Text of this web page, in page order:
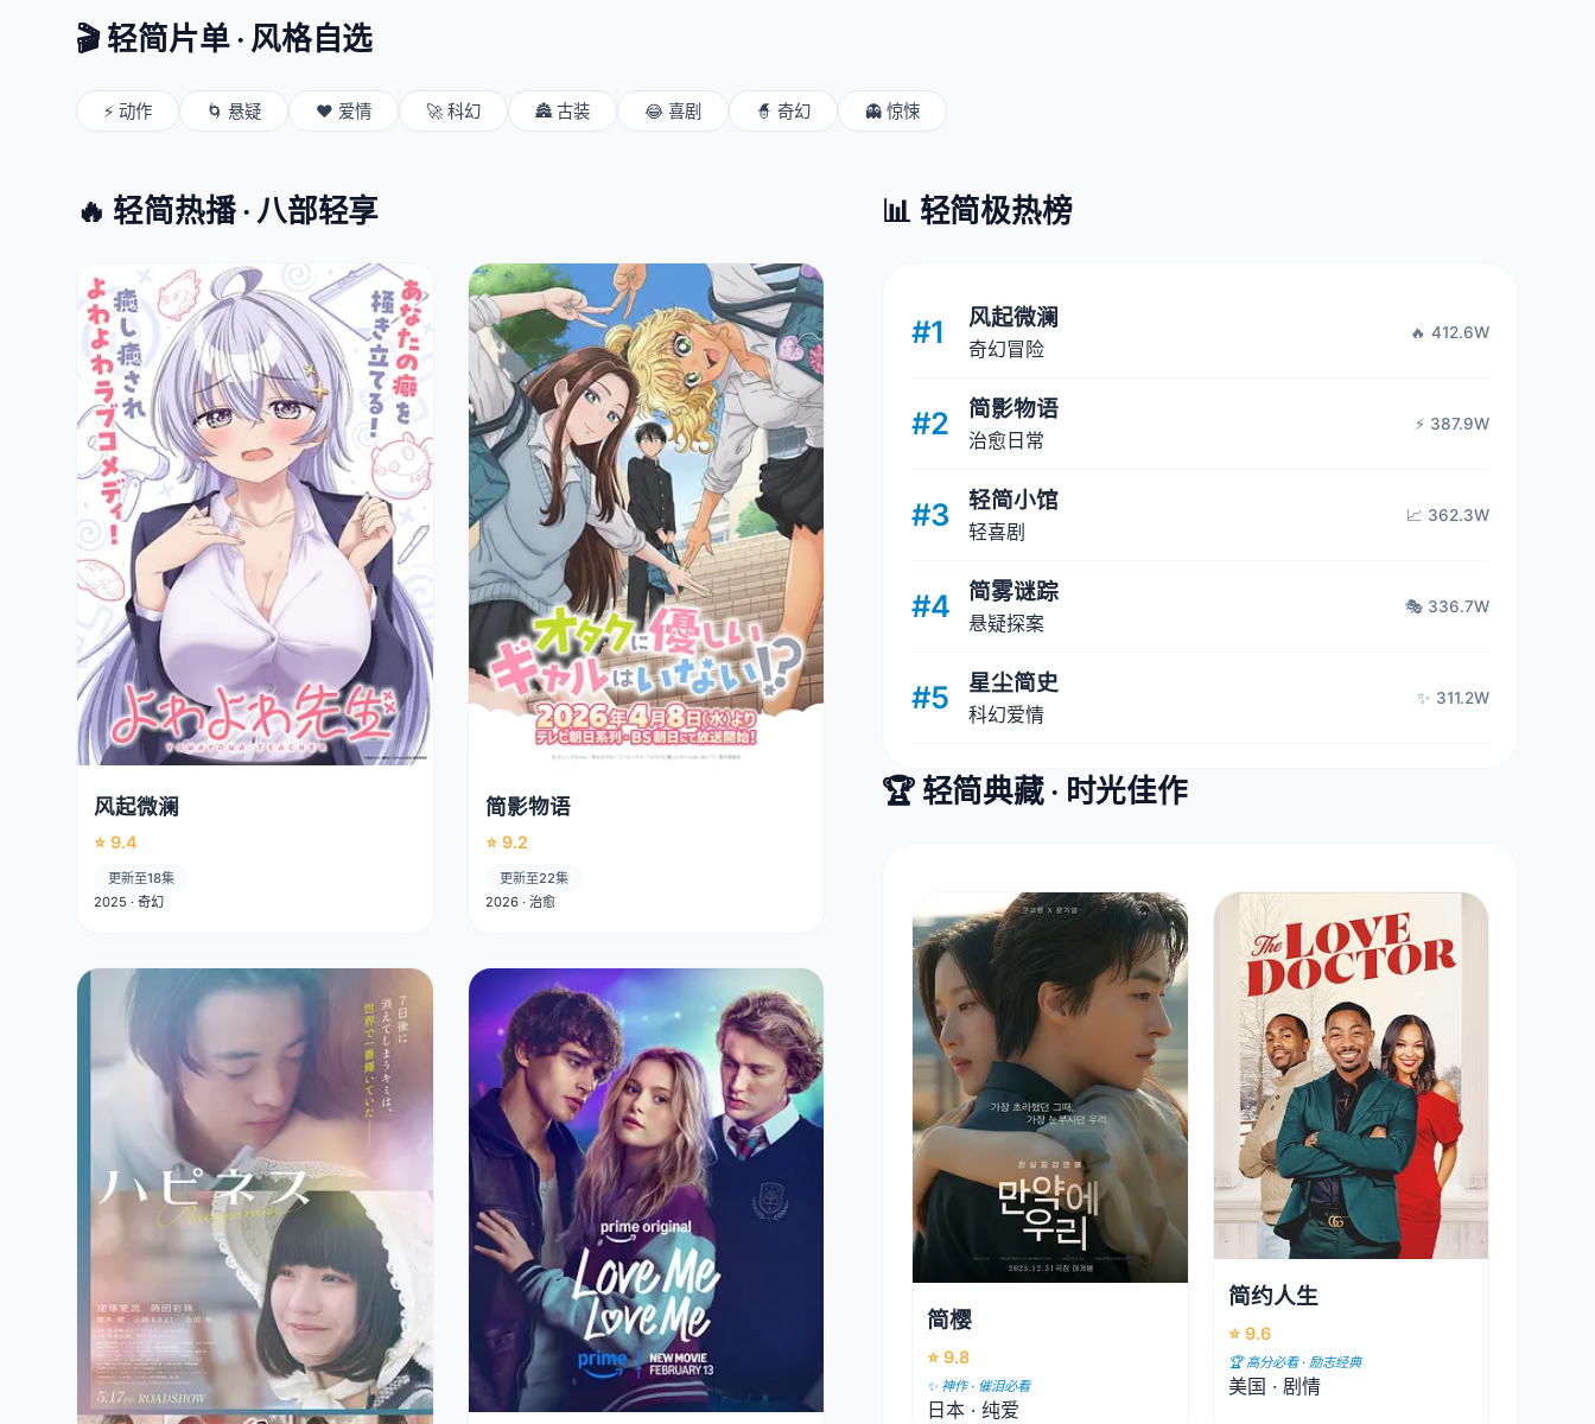
🎬 轻简片单 · 风格自选
⚡ 动作 🌀 悬疑 ❤️ 爱情 🚀 科幻 🏯 古装 😂 喜剧 🧙 奇幻 👻 惊悚
🔥 轻简热播 · 八部轻享
风起微澜
⭐ 9.4
更新至18集
2025 · 奇幻
简影物语
⭐ 9.2
更新至22集
2026 · 治愈
📊 轻简极热榜
#1 风起微澜
奇幻冒险
🔥 412.6W
#2 简影物语
治愈日常
⚡ 387.9W
#3 轻简小馆
轻喜剧
📈 362.3W
#4 简雾谜踪
悬疑探案
🎭 336.7W
#5 星尘简史
科幻爱情
✨ 311.2W
🏆 轻简典藏 · 时光佳作
简樱
⭐ 9.8
✨ 神作 · 催泪必看
日本 · 纯爱
简约人生
⭐ 9.6
🏆 高分必看 · 励志经典
美国 · 剧情